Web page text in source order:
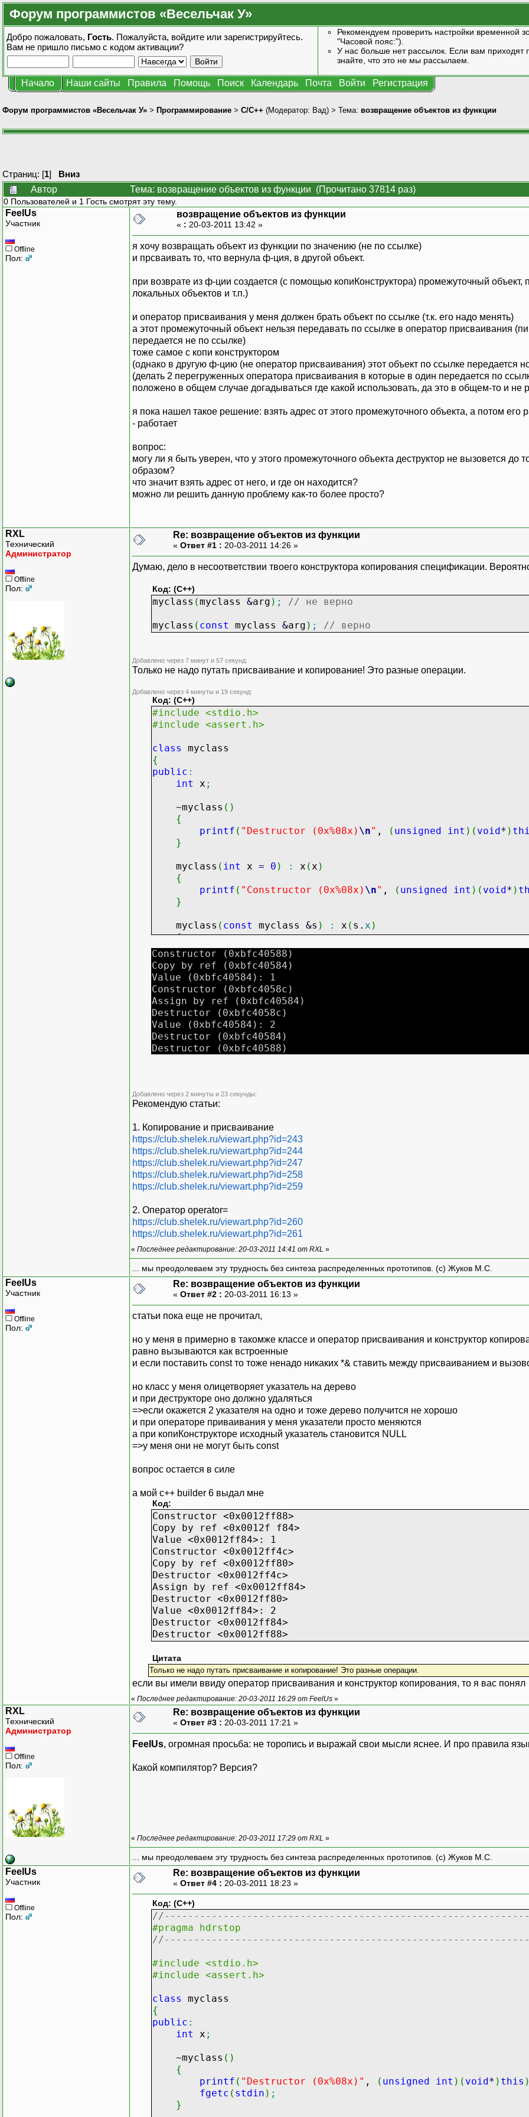
Форум программистов «Весельчак У»
Добро пожаловать, Гость. Пожалуйста, войдите или зарегистрируйтесь.
Вам не пришло письмо с кодом активации?
Рекомендуем проверить настройки
"Часовой пояс:").
У нас больше нет рассылок. Если вам
знайте, что это не мы рассылаем.
Начало Наши сайты Правила Помощь Поиск Календарь Почта Войти Регистрация
Форум программистов «Весельчак У» > Программирование > C/C++ (Модератор: Вад) > Тема: возвращение объектов из функции
Страниц: [1] Вниз
Автор
Тема: возвращение объектов из функции (Прочитано 37814 раз)
0 Пользователей и 1 Гость смотрят эту тему.
FeelUs
Участник
Offline
Пол:
возвращение объектов из функции
« : 20-03-2011 13:42 »
я хочу возвращать объект из функции по значению (не по ссылке)
и прсваивать то, что вернула ф-ция, в другой объект.
при возврате из ф-ции создается (с помощью копиКонструктора) промежуточный
локальных объектов и т.п.)
и оператор присваивания у меня должен брать объект по ссылке (т.к. его надо менять)
а этот промежуточный объект нельзя передавать по ссылке в оператор присваивания
передается не по ссылке)
тоже самое с копи конструктором
(однако в другую ф-цию (не оператор присваивания) этот объект по ссылке передается
(делать 2 перегруженных оператора присваивания в которые в один передается по
положено в общем случае догадываться где какой использовать, да это в общем-то и не
я пока нашел такое решение: взять адрес от этого промежуточного объекта, а потом его
- работает
вопрос:
могу ли я быть уверен, что у этого промежуточного объекта деструктор не вызовется до
образом?
что значит взять адрес от него, и где он находится?
можно ли решить данную проблему как-то более просто?
RXL
Технический
Администратор
Offline
Пол:
Re: возвращение объектов из функции
« Ответ #1 : 20-03-2011 14:26 »
Думаю, дело в несоответствии твоего конструктора копирования спецификации.
Код: (C++)
myclass (myclass &arg ) ; // не верно
myclass ( const myclass &arg ) ; // верно
Добавлено через 7 минут и 57 секунд:
Только не надо путать присваивание и копирование! Это разные операции.
Добавлено через 4 минуты и 19 секунд:
Код: (C++)
#include <stdio.h>
#include <assert.h>
class
myclass
{
public :
int
x ;
~myclass ( )
{
printf ( "Destructor (0x%08x) \n" , ( unsigned int ) ( void* )
}
myclass ( int x = 0 ) : x ( x )
{
printf ( "Constructor (0x%08x) \n" , ( unsigned int ) ( void* )
}
myclass ( const myclass &s ) : x ( s. x )
{
printf("Copy by ref (0x%08x)\n",(unsigned int)(void*)
}
myclass & operator= const
{
assert ( &s!= this )
x = s. x ;
printf( "Assign by ref (0x%08x)
return *this;
voidprint()
{
}
};
myclass func()
{
myclass b(2);
returnb;
}
int main
{
myclass b (1);
myclass a=b; // инициализация - используется конструктор
a.print ( );
a=func(); // присваивание - используется operator=.
return 0;
}
Constructor (0xbfc40588)
Copy by ref (0xbfc40584)
Value (0xbfc40584): 1
Constructor (0xbfc4058c)
Assign by ref (0xbfc40584)
Destructor (0xbfc4058c)
Value (0xbfc40584): 2
Destructor (0xbfc40584)
Destructor (0xbfc40588)
Добавлено через 2 минуты и 23 секунды:
Рекомендую статьи:
1. Копирование и присваивание
https://club.shelek.ru/viewart.php?id=243
https://club.shelek.ru/viewart.php?id=244
https://club.shelek.ru/viewart.php?id=247
https://club.shelek.ru/viewart.php?id=258
https://club.shelek.ru/viewart.php?id=259
2. Оператор operator=
https://club.shelek.ru/viewart.php?id=260
https://club.shelek.ru/viewart.php?id=261
« Последнее редактирование: 20-03-2011 14:41 от RXL »
... мы преодолеваем эту трудность без синтеза распределенных прототипов. (с) Жуков М.С.
FeelUs
Участник
Offline
Пол:
Re: возвращение объектов из функции
« Ответ #2 : 20-03-2011 16:13 »
статьи пока еще не прочитал,
но у меня в примерно в такомже классе и оператор присваивания и конструктор
равно вызываются как встроенные
и если поставить const то тоже ненадо никаких *& ставить между присваиванием и
но класс у меня олицетворяет указатель на дерево
и при деструкторе оно должно удаляться
=>если окажется 2 указателя на одно и тоже дерево получится не хорошо
и при операторе приваивания у меня указатели просто меняются
а при копиКонструкторе исходный указатель становится NULL
=>у меня они не могут быть const
вопрос остается в силе
а мой c++ builder 6 выдал мне
Код:
Constructor <0x0012ff88>
Copy by ref <0x0012f f84>
Value <0x0012ff84>: 1
Constructor <0x0012ff4c>
Copy by ref <0x0012ff80>
Destructor <0x0012ff4c>
Assign by ref <0x0012ff84>
Destructor <0x0012ff80>
Value <0x0012ff84>: 2
Destructor <0x0012ff84>
Destructor <0x0012ff88>
Цитата
Только не надо путать присваивание и копирование! Это разные операции.
если вы имели ввиду оператор присваивания и конструктор копирования, то я вас понял
« Последнее редактирование: 20-03-2011 16:29 от FeelUs »
RXL
Технический
Администратор
Offline
Пол:
Re: возвращение объектов из функции
« Ответ #3 : 20-03-2011 17:21 »
FeelUs, огромная просьба: не торопись и выражай свои мысли яснее. И про правила
Какой компилятор? Версия?
« Последнее редактирование: 20-03-2011 17:29 от RXL »
... мы преодолеваем эту трудность без синтеза распределенных прототипов. (с) Жуков М.С.
FeelUs
Участник
Offline
Пол:
Re: возвращение объектов из функции
« Ответ #4 : 20-03-2011 18:23 »
Код: (C++)
#pragma hdrstop
#include <stdio.h>
#include <assert.h>
class
myclass
{
public :
int
x ;
~myclass ( )
{
printf ( "Destructor (0x%08x)" , ( unsigned int ) ( void* ) this )
fgetc ( stdin ) ;
}